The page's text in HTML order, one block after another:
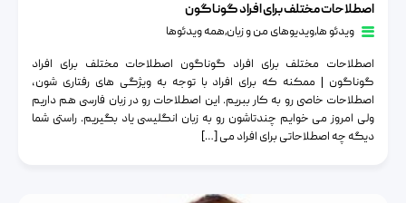
اصطلاحات مختلف برای افراد گوناگون
ویدئو ها٫ویدیوهای من و زبان٫همه ویدئوها
اصطلاحات مختلف برای افراد گوناگون اصطلاحات مختلف برای افراد
گوناگون | ممکنه که برای افراد با توجه به ویژگی های رفتاری شون،
اصطلاحات خاصی رو به کار ببریم. این اصطلاحات رو در زبان فارسی هم داریم
ولی امروز می خوایم چندتاشون رو به زبان انگلیسی یاد بگیریم. راستی شما
دیگه چه اصطلاحاتی برای افراد می […]